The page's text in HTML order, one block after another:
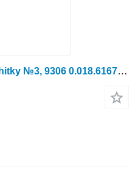
Contre-batteur Sektsiia reshitky №3, 9306 0.018.6167.3 pour moissonneuse-batteuse Deutz-Fahr S7206